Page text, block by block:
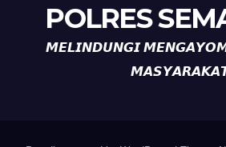
POLRES
𝙈𝙀𝙇𝙄𝙉𝘿𝙐𝙉𝙂𝙄